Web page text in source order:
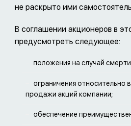
не раскрыто ими
В соглашении акционеров в
предусмотреть следующее:
положения на случай
ограничения относительно
продажи акций компании;
обеспечение